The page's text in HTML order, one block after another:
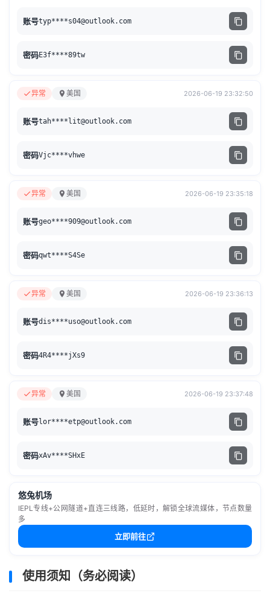
账号typ****s04@outlook.com
密码E3f****89tw
异常 美国 2026-06-19 23:32:50
账号tah**** lit@outlook.com
密码Vjc****vhwe
异常 美国 2026-06-19 23:35:18
账号geo****909@outlook.com
密码qwt****S4Se
异常 美国 2026-06-19 23:36:13
账号dis****uso@outlook.com
密码4R4****jXs9
异常 美国 2026-06-19 23:37:48
账号lor****etp@outlook.com
密码xAv****SHxE
悠兔机场
IEPL专线+公网隧道+直连三线路，低延时，解锁全球流媒体，节点数量
多
立即前往
使用须知（务必阅读）